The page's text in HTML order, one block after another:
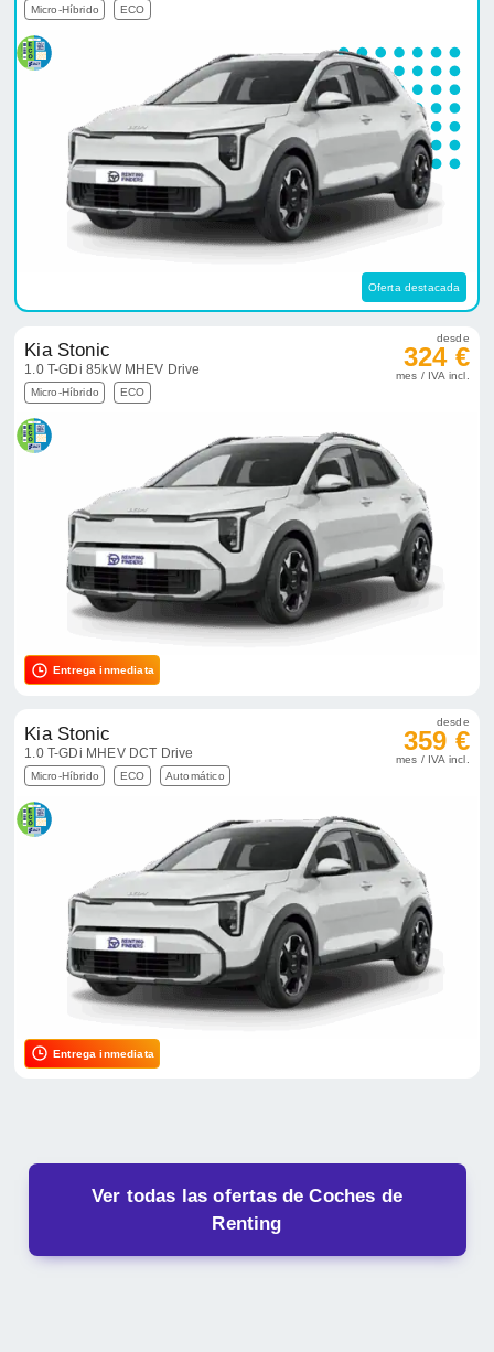
Micro-Híbrido ECO
Oferta destacada
Kia Stonic
1.0 T-GDi 85kW MHEV Drive
Micro-Híbrido ECO
desde
324 €
mes / IVA incl.
Entrega inmediata
Kia Stonic
1.0 T-GDi MHEV DCT Drive
Micro-Híbrido ECO Automático
desde
359 €
mes / IVA incl.
Entrega inmediata
Ver todas las ofertas de Coches de
Renting